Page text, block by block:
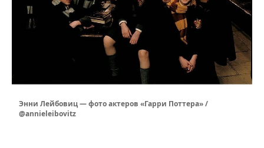
Энни Лейбовиц — фото актеров «Гарри Поттера» /
@annieleibovitz